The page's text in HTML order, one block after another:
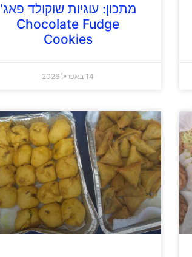
מתכון: עוגיות שוקולד פאג'
Chocolate Fudge
Cookies
14 באפריל 2026